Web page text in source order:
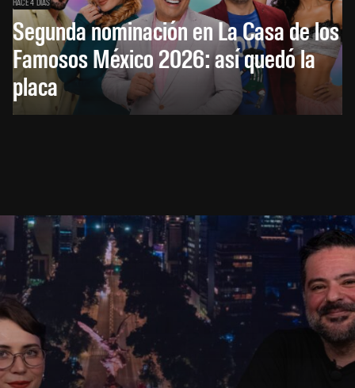
Segunda nominación en La Casa de los
Famosos México 2026: así quedó la
placa